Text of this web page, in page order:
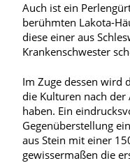
Auch ist ein
berühmten Lakota-
diese einer aus
Krankenschwester
Im Zuge dessen wird
die Kulturen nach
haben. Ein
Gegenüberstellung
aus Stein mit einer
gewissermaßen die